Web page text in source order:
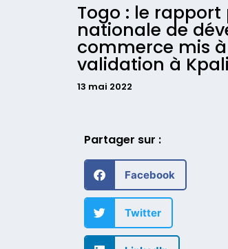
Togo : le
nationale de
commerce mis
validation à
13 mai 2022
Partager sur :
Facebook
Twitter